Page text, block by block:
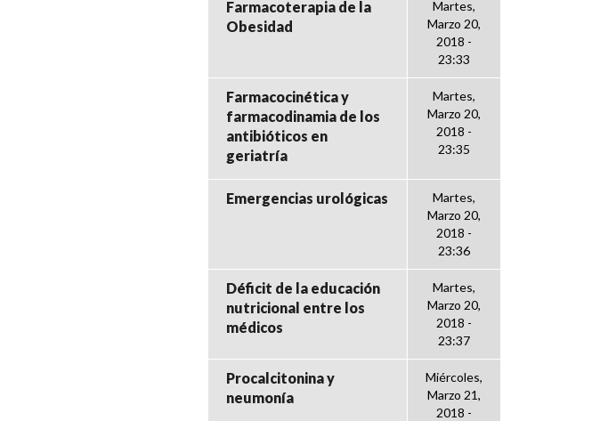
Farmacoterapia de la
Obesidad
Martes,
Marzo 20,
2018 -
23:33
Farmacocinética y
farmacodinamia de los
antibióticos en
geriatría
Martes,
Marzo 20,
2018 -
23:35
Emergencias urológicas
Martes,
Marzo 20,
2018 -
23:36
Déficit de la educación
nutricional entre los
médicos
Martes,
Marzo 20,
2018 -
23:37
Procalcitonina y
neumonía
Miércoles,
Marzo 21,
2018 -